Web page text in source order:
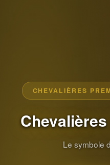
CHEVALIÈRES
Chevalières
Le symbole